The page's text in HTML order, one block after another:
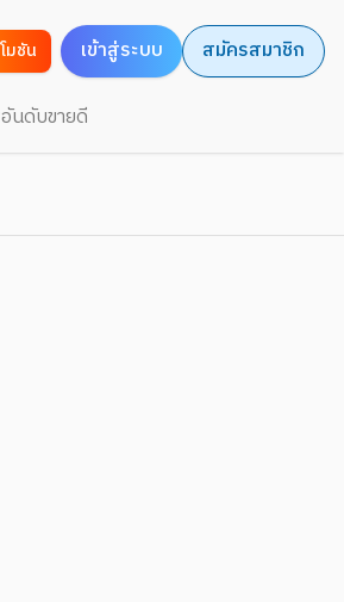
มชัน เข้าสู่ระบบ สมัครสมาชิก
อันดับขายดี